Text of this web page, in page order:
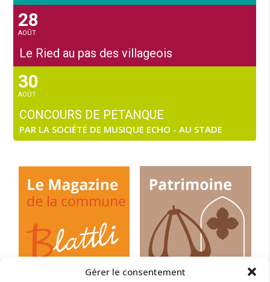
Gérer le consentement
28
AOÛT
Le Ried au pas des villageois
30
AOÛT
CONCOURS DE PETANQUE
PAR LA SOCIÉTÉ DE MUSIQUE ECHO - AU STADE